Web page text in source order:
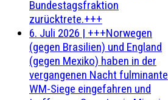
Bundestagsfraktion
zurücktrete.+++
6. Juli 2026 | +++Norwegen
(gegen Brasilien) und England
(gegen Mexiko) haben in der
vergangenen Nacht fulminante
WM-Siege eingefahren und